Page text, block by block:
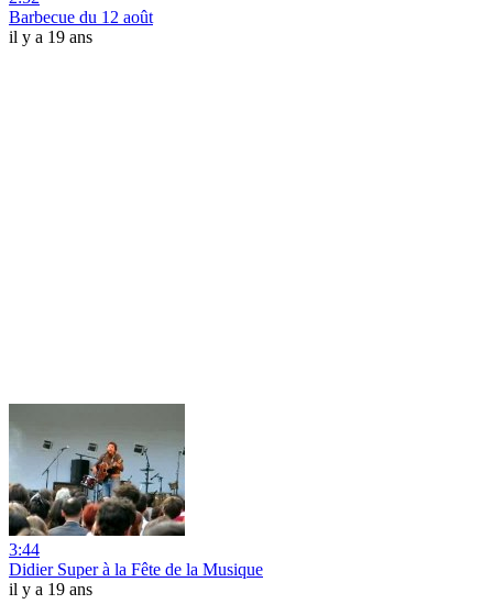
Barbecue du 12 août
il y a 19 ans
3:44
Didier Super à la Fête de la Musique
il y a 19 ans